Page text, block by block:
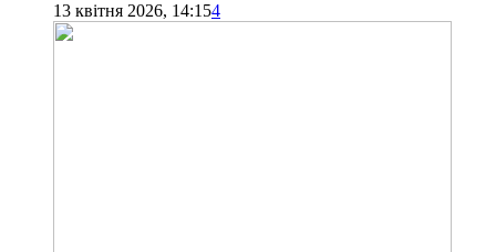
13 квітня 2026, 14:154